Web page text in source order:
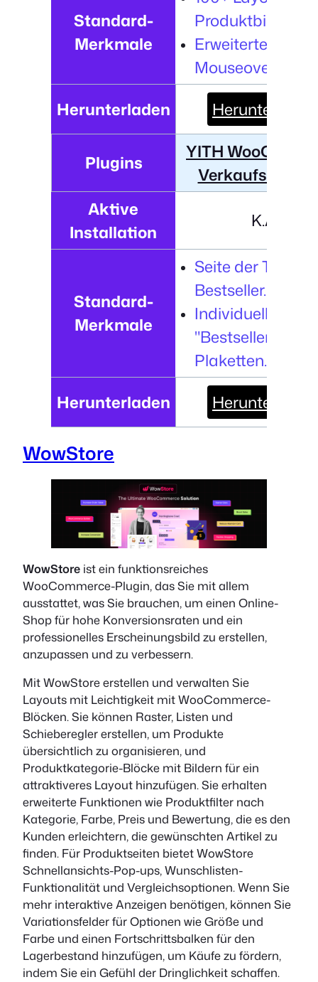
Standard-
Merkmale
Erweiterte Filter
Mouseover-
Herunterladen
Herunterladen
Plugins
YITH
Aktive
Installation
K.A.
Standard-
Merkmale
Seite der Top-
Bestseller.
Individuelle
"Bestseller"-
Plaketten.
Herunterladen
Herunterladen
WowStore
WowStore ist ein funktionsreiches
WooCommerce-Plugin, das Sie mit allem
ausstattet, was Sie brauchen, um einen Online-
Shop für hohe Konversionsraten und ein
professionelles Erscheinungsbild zu erstellen,
anzupassen und zu verbessern.
Mit WowStore erstellen und verwalten Sie
Layouts mit Leichtigkeit mit WooCommerce-
Blöcken. Sie können Raster, Listen und
Schieberegler erstellen, um Produkte
übersichtlich zu organisieren, und
Produktkategorie-Blöcke mit Bildern für ein
attraktiveres Layout hinzufügen. Sie erhalten
erweiterte Funktionen wie Produktfilter nach
Kategorie, Farbe, Preis und Bewertung, die es den
Kunden erleichtern, die gewünschten Artikel zu
finden. Für Produktseiten bietet WowStore
Schnellansichts-Pop-ups, Wunschlisten-
Funktionalität und Vergleichsoptionen. Wenn Sie
mehr interaktive Anzeigen benötigen, können Sie
Variationsfelder für Optionen wie Größe und
Farbe und einen Fortschrittsbalken für den
Lagerbestand hinzufügen, um Käufe zu fördern,
indem Sie ein Gefühl der Dringlichkeit schaffen.